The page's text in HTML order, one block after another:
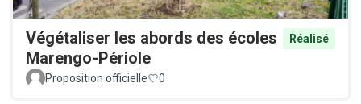
Végétaliser les abords des écoles
Marengo-Périole
Réalisé
Proposition officielle 0